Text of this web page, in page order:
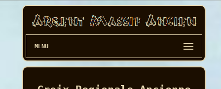
MENU